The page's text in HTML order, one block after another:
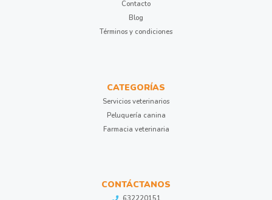
Contacto
Blog
Términos y condiciones
CATEGORÍAS
Servicios veterinarios
Peluquería canina
Farmacia veterinaria
CONTÁCTANOS